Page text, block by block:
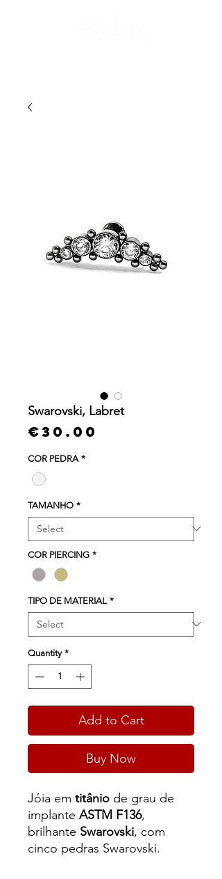
Swarovski, Labret
€30.00
COR PEDRA *
TAMANHO *
COR PIERCING *
TIPO DE MATERIAL *
Quantity *
Add to Cart
Buy Now
Jóia em titânio de grau de
implante ASTM F136,
brilhante Swarovski, com
cinco pedras Swarovski.